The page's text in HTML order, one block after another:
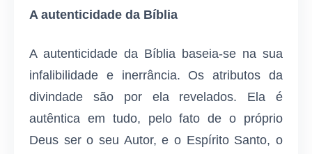
A autenticidade da Bíblia
A autenticidade da Bíblia baseia-se na sua
infalibilidade e inerrância. Os atributos da
divindade são por ela revelados. Ela é
autêntica em tudo, pelo fato de o próprio
Deus ser o seu Autor, e o Espírito Santo, o